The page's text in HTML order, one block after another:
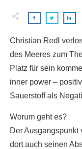
Christian Redl
des Meeres zum
Platz für sein
inner power –
Sauerstoff als
Worum geht es?
Der Ausgangspunkt
dort auch seinen